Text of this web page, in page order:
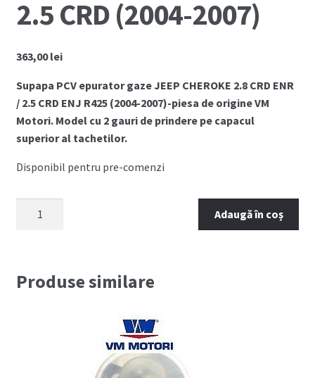
2.5 CRD (2004-2007)
363,00lei
Supapa PCV epurator gaze JEEP CHEROKE 2.8 CRD ENR
/ 2.5 CRD ENJ R425 (2004-2007)-piesa de origine VM
Motori. Model cu 2 gauri de prindere pe capacul
superior al tachetilor.
Disponibil pentru pre-comenzi
CHEROKEE
Adaugă în coș
Produse similare